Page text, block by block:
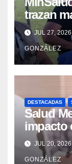
trazan
JUL 27, 2026
GONZÁLEZ
DESTACADAS
Salud
impacto
niñas,
JUL 20,
GONZÁLEZ